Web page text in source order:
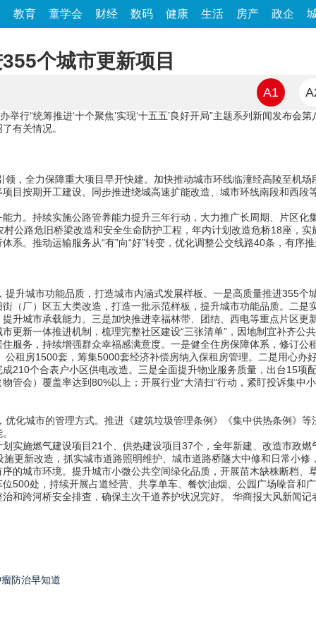
教育 童学会 财经 数码 健康 生活 房产 政企
个城市更新项目
A1
“统筹推进‘十个聚焦’实现‘十五五’良好开局”主题系列新闻发布会
有关情况。
全力保障重大项目早开快建。加快推动城市环线临潼经高陵至机场
目按期开工建设。同步推进绕城高速扩能改造、城市环线南段和西段
。持续实施公路管养能力提升三年行动，大力推广长周期、片区化
公路危旧桥梁改造和安全生命防护工程，年内计划改造危桥18座，实
推动运输服务从“有”向“好”转变，优化调整公交线路40条，有序
城市功能品质，打造城市内涵式发展样板。一是高质量推进355个
（厂）区五大类改造，打造一批示范样板，提升城市功能品质。二是
升城市承载能力。三是加快推进幸福林带、团结、西电等重点片区更
更新一体推进机制，梳理完整社区建设“三张清单”，因地制宜补齐公
务，持续增强群众幸福感满意度。一是健全住房保障体系，修订公
租房1500套，筹集5000套经济补偿房纳入保租房管理。二是用心办
210个合表户小区供电改造。三是全面提升物业服务质量，出台15项
管会）覆盖率达到80%以上；开展行业“大清扫”行动，紧盯投诉集中
城市的管理方式。推进《建筑垃圾管理条例》《集中供热条例》等
施燃气建设项目21个、供热建设项目37个，全年新建、改造市政燃
更新改造，抓实城市道路照明维护、城市道路桥隧大中修和日常小修
城市环境。提升城市小微公共空间绿化品质，开展苗木缺株断档、
500处，持续开展占道经营、共享单车、餐饮油烟、公园广场噪音和
和跨河桥安全排查，确保主次干道养护状况完好。 华商报大风新闻记
防治早知道